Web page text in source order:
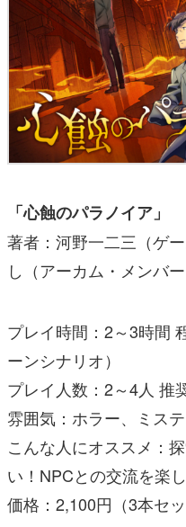
「心蝕のパラノイア」
著者：河野一二三（ゲ
し（アーカム・メンバー
プレイ時間：2～3時間
ーンシナリオ）
プレイ人数：2～4人 推
雰囲気：ホラー、ミス
こんな人にオススメ：
い！NPCとの交流を楽
価格：2,100円（3本セッ